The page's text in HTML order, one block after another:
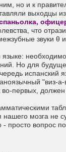
но и к
выходцы
что
звуки θ
Но для
испанский
"виз-а-
первых,
мозга не
просто вопрос